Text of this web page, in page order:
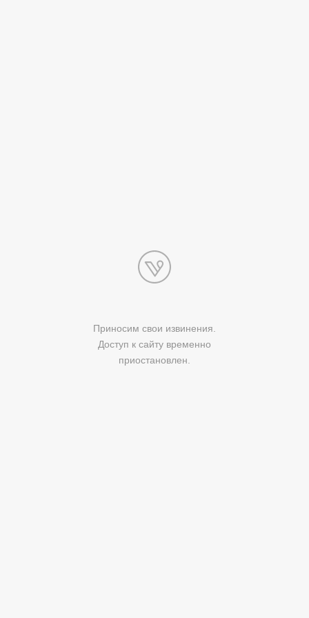
Приносим свои извинения.
Доступ к сайту временно
приостановлен.